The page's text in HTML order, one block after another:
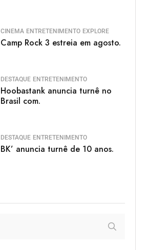
CINEMA ENTRETENIMENTO EXPLORE
Camp Rock 3 estreia em agosto.
DESTAQUE ENTRETENIMENTO
Hoobastank anuncia turnê no
Brasil com.
DESTAQUE ENTRETENIMENTO
BK’ anuncia turnê de 10 anos.